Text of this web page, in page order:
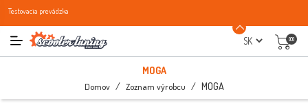
Testovacia prevádzka
(0)
MOGA
Domov / Zoznam výrobcu / MOGA